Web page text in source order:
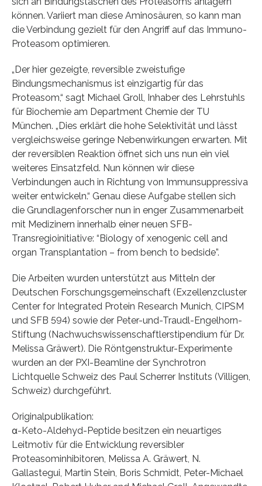
können. Variiert man diese Aminosäuren, so kann man
die Verbindung gezielt für den Angriff auf das Immuno-
Proteasom optimieren.
„Der hier gezeigte, reversible zweistufige
Bindungsmechanismus ist einzigartig für das
Proteasom,“ sagt Michael Groll, Inhaber des Lehrstuhls
für Biochemie am Department Chemie der TU
München. „Dies erklärt die hohe Selektivität und lässt
vergleichsweise geringe Nebenwirkungen erwarten. Mit
der reversiblen Reaktion öffnet sich uns nun ein viel
weiteres Einsatzfeld. Nun können wir diese
Verbindungen auch in Richtung von Immunsuppressiva
weiter entwickeln.“ Genau diese Aufgabe stellen sich
die Grundlagenforscher nun in enger Zusammenarbeit
mit Medizinern innerhalb einer neuen SFB-
Transregioinitiative: “Biology of xenogenic cell and
organ Transplantation – from bench to bedside”.
Die Arbeiten wurden unterstützt aus Mitteln der
Deutschen Forschungsgemeinschaft (Exzellenzcluster
Center for Integrated Protein Research Munich, CIPSM
und SFB 594) sowie der Peter-und-Traudl-Engelhorn-
Stiftung (Nachwuchswissenschaftlerstipendium für Dr.
Melissa Gräwert). Die Röntgenstruktur-Experimente
wurden an der PXI-Beamline der Synchrotron
Lichtquelle Schweiz des Paul Scherrer Instituts (Villigen,
Schweiz) durchgeführt.
Originalpublikation:
α-Keto-Aldehyd-Peptide besitzen ein neuartiges
Leitmotiv für die Entwicklung reversibler
Proteasominhibitoren, Melissa A. Gräwert, N.
Gallastegui, Martin Stein, Boris Schmidt, Peter-Michael